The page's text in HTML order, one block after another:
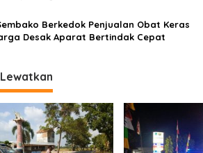
Berkedok Penjualan Obat Keras
Desak Aparat Bertindak Cepat